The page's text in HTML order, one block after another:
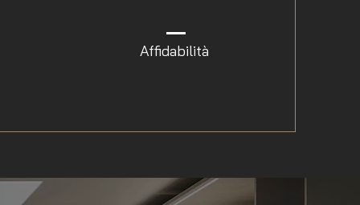
Affidabilità